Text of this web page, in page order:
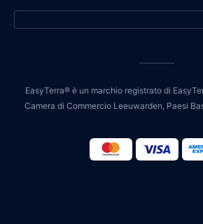
EasyTerra® è un marchio registrato di
Camera di Commercio Leeuwarden, Paesi